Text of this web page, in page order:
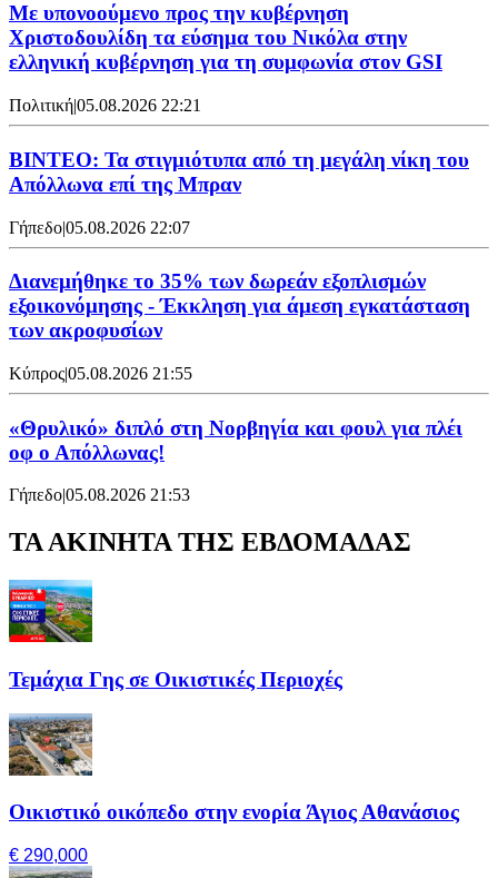
Με υπονοούμενο προς την κυβέρνηση
Χριστοδουλίδη τα εύσημα του Νικόλα στην
ελληνική κυβέρνηση για τη συμφωνία στον GSI
Πολιτική|05.08.2026 22:21
ΒΙΝΤΕΟ: Τα στιγμιότυπα από τη μεγάλη νίκη του
Απόλλωνα επί της Μπραν
Γήπεδο|05.08.2026 22:07
Διανεμήθηκε το 35% των δωρεάν εξοπλισμών
εξοικονόμησης - Έκκληση για άμεση εγκατάσταση
των ακροφυσίων
Κύπρος|05.08.2026 21:55
«Θρυλικό» διπλό στη Νορβηγία και φουλ για πλέι
οφ ο Απόλλωνας!
Γήπεδο|05.08.2026 21:53
ΤΑ ΑΚΙΝΗΤΑ ΤΗΣ ΕΒΔΟΜΑΔΑΣ
Τεμάχια Γης σε Οικιστικές Περιοχές
Οικιστικό οικόπεδο στην ενορία Άγιος Αθανάσιος
€ 290,000